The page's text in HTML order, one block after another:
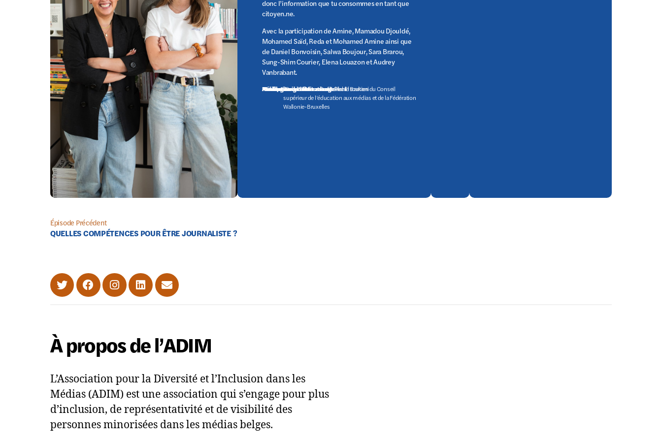
donc l’information que tu consommes en tant que
citoyen.ne.
Avec la participation de Amine, Mamadou Djouldé,
Mohamed Saïd, Reda et Mohamed Amine ainsi que
de Daniel Bonvoisin, Salwa Boujour, Sara Brarou,
Sung-Shim Courier, Elena Louazon et Audrey
Vanbrabant.
Réalisation:Sarra El Massaoudi
Assistante de réalisationSarra Riahi
Musique originale
Straz
Habillage sonore et mixageMalika El Barkani
ProductionSarra El Massaoudi, avec le soutien du Conseil
supérieur de l’éducation aux médias et de la Fédération
Wallonie-Bruxelles
Épisode Précédent
QUELLES COMPÉTENCES POUR ÊTRE JOURNALISTE ?
À propos de l’ADIM
L’Association pour la Diversité et l’Inclusion dans les
Médias (ADIM) est une association qui s’engage pour plus
d’inclusion, de représentativité et de visibilité des
personnes minorisées dans les médias belges.